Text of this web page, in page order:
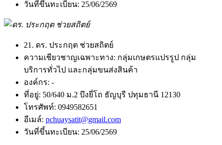
วันที่ขึ้นทะเบียน: 25/06/2569
21. ดร. ประกฤต ช่วยสถิตย์
ความเชียวชาญเฉพาะทาง: กลุ่มเกษตรแปรรูป กลุ่ม
บริการทั่วไป และกลุ่มขนส่งสินค้า
องค์กร: -
ที่อยู่: 50/640 ม.2 บึงยี่โถ ธัญบุรี ปทุมธานี 12130
โทรศัพท์: 0949582651
อีเมล์: pchuaysatit@gmail.com
วันที่ขึ้นทะเบียน: 25/06/2569